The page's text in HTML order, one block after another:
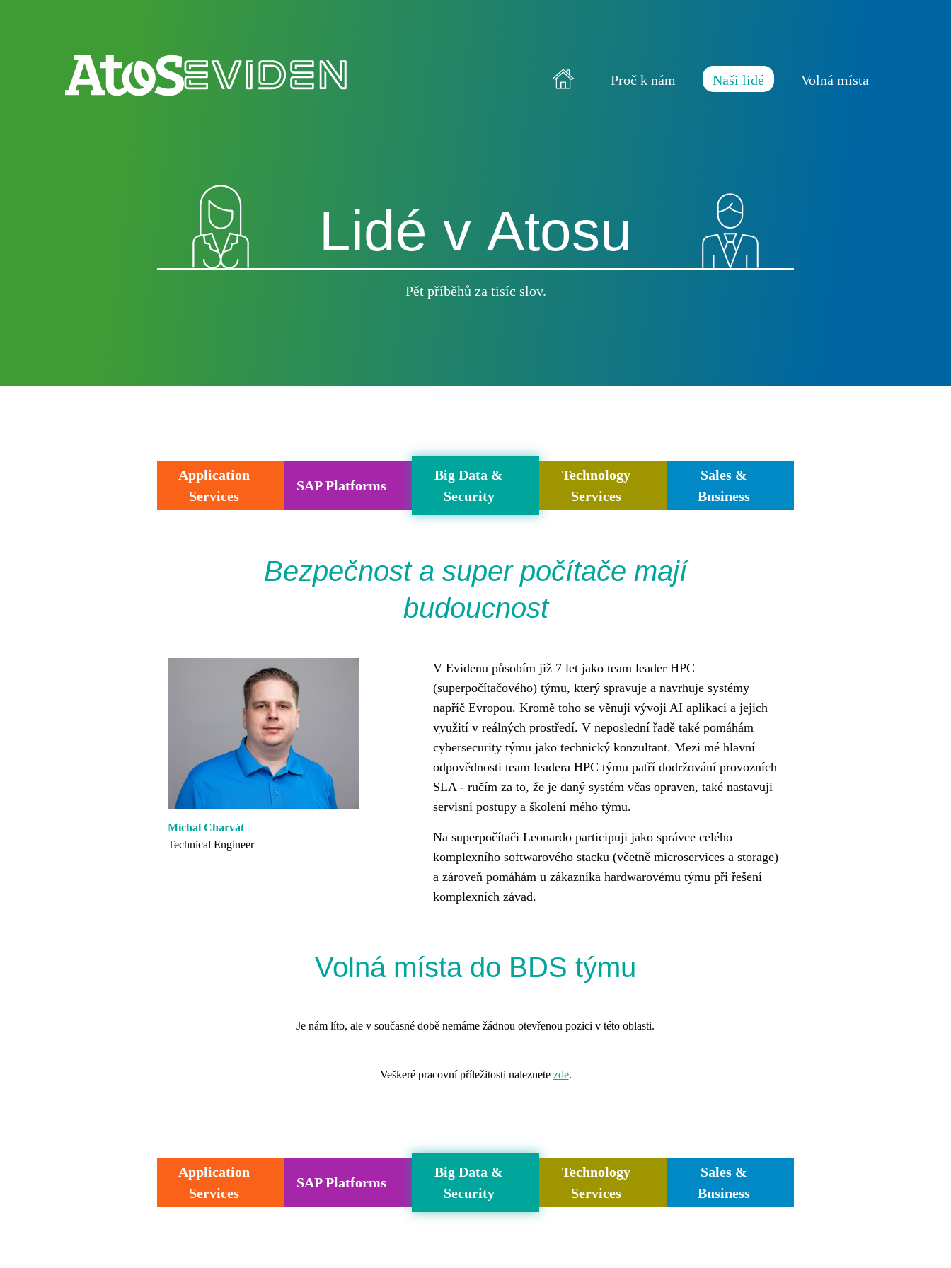
Proč k nám Naši lidé Volná místa
Lidé v Atosu
Pět příběhů za tisíc slov.
Application
Services
SAP Platforms
Big Data &
Security
Bezpečnost a super počítače mají
budoucnost
Michal Charvát
Technical Engineer
V Evidenu působím již 7 let jako team leader HPC
(superpočítačového) týmu, který spravuje a navrhuje systémy
napříč Evropou. Kromě toho se věnuji vývoji AI aplikací a jejich
využití v reálných prostředí. V neposlední řadě také pomáhám
cybersecurity týmu jako technický konzultant. Mezi mé hlavní
odpovědnosti team leadera HPC týmu patří dodržování provozních
SLA - ručím za to, že je daný systém včas opraven, také nastavuji
servisní postupy a školení mého týmu.
Na superpočítači Leonardo participuji jako správce celého
komplexního softwarového stacku (včetně microservices a storage)
a zároveň pomáhám u zákazníka hardwarovému týmu při řešení
komplexních závad.
Volná místa do BDS týmu
Je nám líto, ale v současné době nemáme žádnou otevřenou pozici v této oblasti.
Veškeré pracovní příležitosti naleznete zde.
Technology
Services
Sales &
Business
Application
Services
SAP Platforms
Big Data &
Security
Technology
Services
Sales &
Business